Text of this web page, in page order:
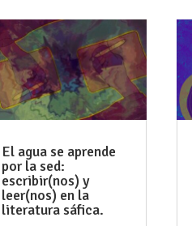
El agua se aprende
por la sed:
escribir(nos) y
leer(nos) en la
literatura sáfica.